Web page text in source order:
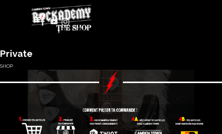
Sauter le menu
Private
SHOP